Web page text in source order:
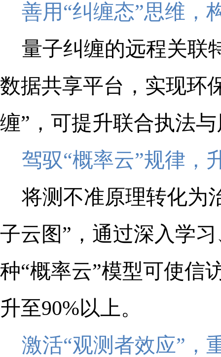
善用“纠缠态”思维，
量子纠缠的远程关联
数据共享平台，实现环
缠”，可提升联合执法
驾驭“概率云”规律，
将测不准原理转化为
子云图”，通过深入学
种“概率云”模型可使信
升至90%以上。
激活“观测者效应”，